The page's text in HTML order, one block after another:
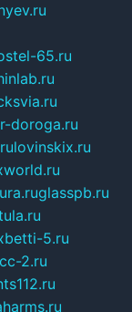
65.ru
doroga.ru
lovinskix.ru
glasspb.ru
5.ru
2.ru